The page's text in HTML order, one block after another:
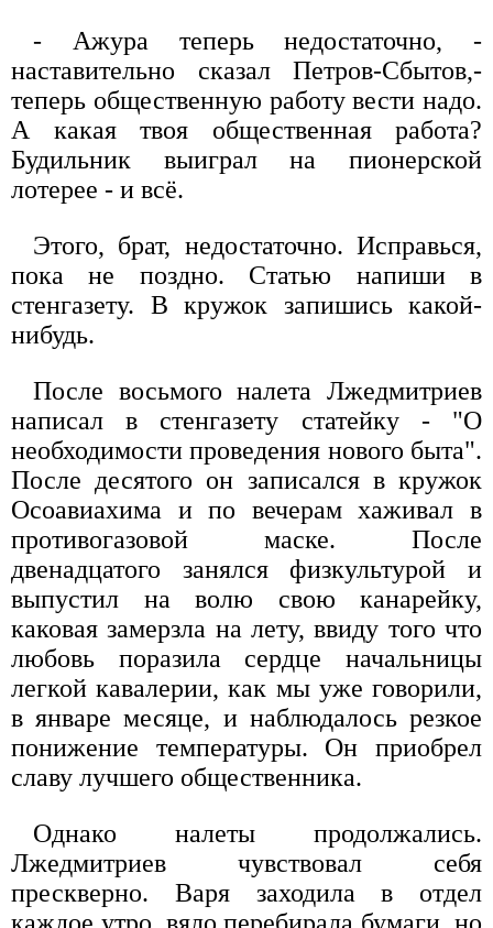
- Ажура теперь недостаточно, -
наставительно сказал Петров-Сбытов,-
теперь общественную работу вести надо.
А какая твоя общественная работа?
Будильник выиграл на пионерской
лотерее - и всё.
Этого, брат, недостаточно. Исправься,
пока не поздно. Статью напиши в
стенгазету. В кружок запишись какой-
нибудь.
После восьмого налета Лжедмитриев
написал в стенгазету статейку - "О
необходимости проведения нового быта".
После десятого он записался в кружок
Осоавиахима и по вечерам хаживал в
противогазовой маске. После
двенадцатого занялся физкультурой и
выпустил на волю свою канарейку,
каковая замерзла на лету, ввиду того что
любовь поразила сердце начальницы
легкой кавалерии, как мы уже говорили,
в январе месяце, и наблюдалось резкое
понижение температуры. Он приобрел
славу лучшего общественника.
Однако налеты продолжались.
Лжедмитриев чувствовал себя
прескверно. Варя заходила в отдел